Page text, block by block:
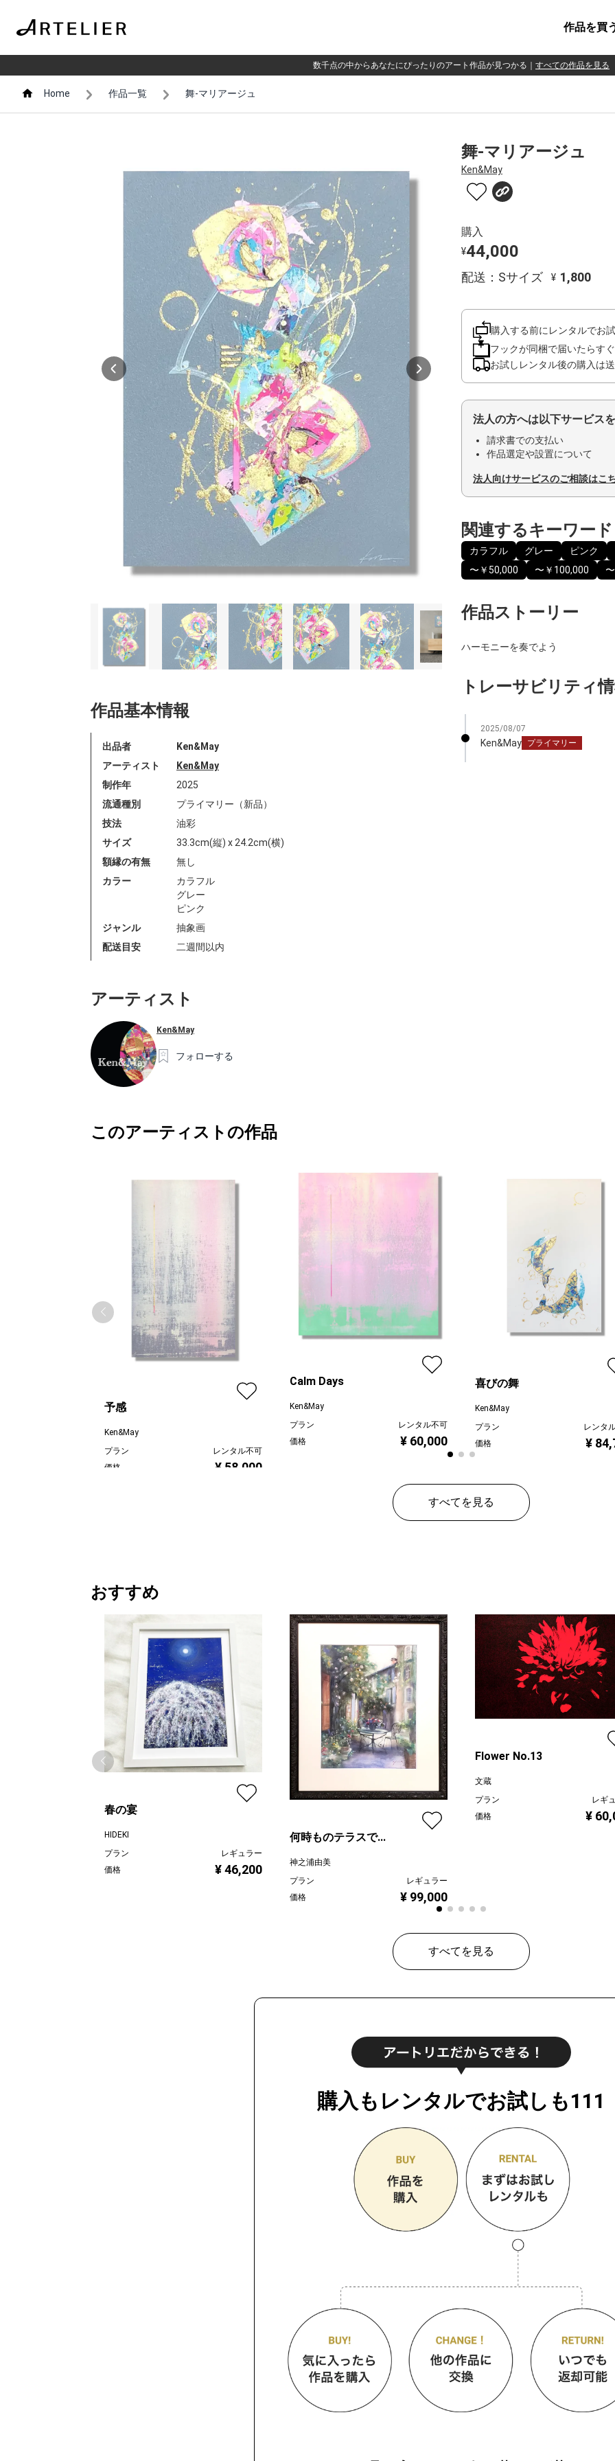
作品を買
数千点の中からあなたにぴったりのアート作品が見つかる すべての作品を見る
Home 作品一覧 舞-マリアージュ
作品基本情報
出品者
Ken&May
アーティスト
Ken&May
制作年
2025
流通種別
プライマリー（新品）
技法
油彩
サイズ
33.3cm(縦) x 24.2cm(横)
額縁の有無
無し
カラー
カラフル
グレー
ピンク
ジャンル
抽象画
配送目安
二週間以内
アーティスト
Ken&May
フォローする
舞-マリアージュ
Ken&May
購入
¥44,000
配送：Sサイズ ¥ 1,800
購入する前にレンタルでお
フックが同梱で届いたらす
お試しレンタル後の購入は
法人の方へは以下サービス
請求書での支払い
作品選定や設置について
法人向けサービスのご相談はこ
関連するキーワード
カラフル グレー
ピンク
〜￥50,000
〜￥100,000
作品ストーリー
ハーモニーを奏でよう
トレーサビリティ
2025/08/07
Ken&May プライマリー
このアーティストの作品
予感
Ken&May
プラン
レンタル不可
価格
¥ 58,000
Calm Days
Ken&May
プラン
レンタル不可
価格
¥ 60,000
喜びの舞
Ken&May
プラン
レンタ
価格
¥
すべてを見る
おすすめ
春の宴
HIDEKI
プラン
レギュラー
価格
¥ 46,200
何時ものテラスで...
神之浦由美
プラン
レギュラー
価格
¥ 99,000
Flower No.13
文蔵
プラン
レギ
価格
¥
すべてを見る
購入もレンタルでお試しも111